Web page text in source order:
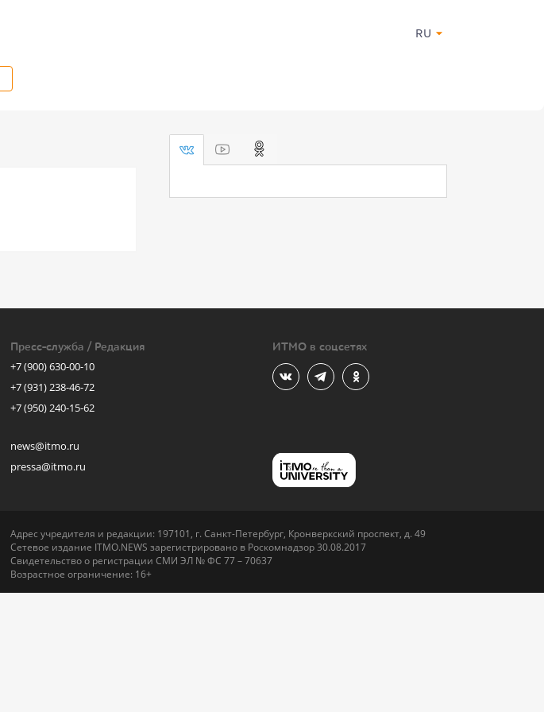
RU
Пресс-служба / Редакция
+7 (900) 630-00-10
+7 (931) 238-46-72
+7 (950) 240-15-62
news@itmo.ru
pressa@itmo.ru
ИТМО в соцсетях
Адрес учредителя и редакции: 197101, г. Санкт-Петербург, Кронверкский проспект, д. 49
Сетевое издание ITMO.NEWS зарегистрировано в Роскомнадзор 30.08.2017
Свидетельство о регистрации СМИ ЭЛ № ФС 77 – 70637
Возрастное ограничение: 16+